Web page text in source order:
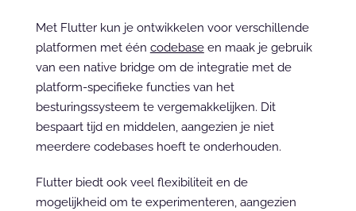
Met Flutter kun je ontwikkelen voor verschillende
platformen met één codebase en maak je gebruik
van een native bridge om de integratie met de
platform-specifieke functies van het
besturingssysteem te vergemakkelijken. Dit
bespaart tijd en middelen, aangezien je niet
meerdere codebases hoeft te onderhouden.
Flutter biedt ook veel flexibiliteit en de
mogelijkheid om te experimenteren, aangezien